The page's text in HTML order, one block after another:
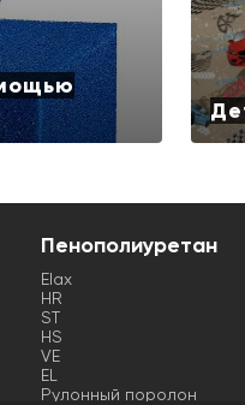
Пенополиуретан
Elax
HR
ST
HS
VE
EL
Рулонный поролон